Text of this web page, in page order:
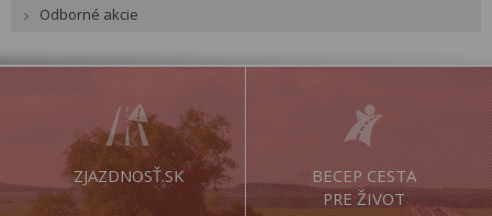
Odborné akcie
ZJAZDNOSŤ.SK
BECEP CESTA
PRE ŽIVOT